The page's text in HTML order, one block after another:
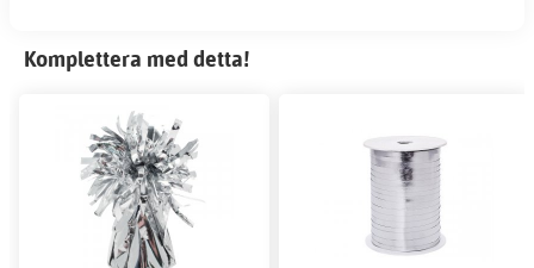
Komplettera med detta!